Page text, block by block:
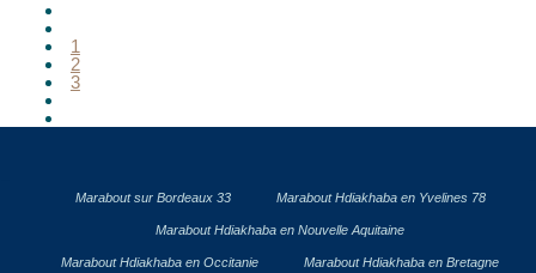
1
2
3
Marabout sur Bordeaux 33 Marabout Hdiakhaba en Yvelines 78
Marabout Hdiakhaba en Nouvelle Aquitaine
Marabout Hdiakhaba en Occitanie Marabout Hdiakhaba en Bretagne